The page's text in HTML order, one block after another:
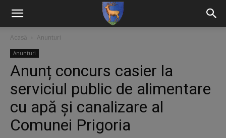
Acasă Anunturi
Anunturi
Anunț concurs casier la
serviciul public de alimentare
cu apă și canalizare al
Comunei Prigoria